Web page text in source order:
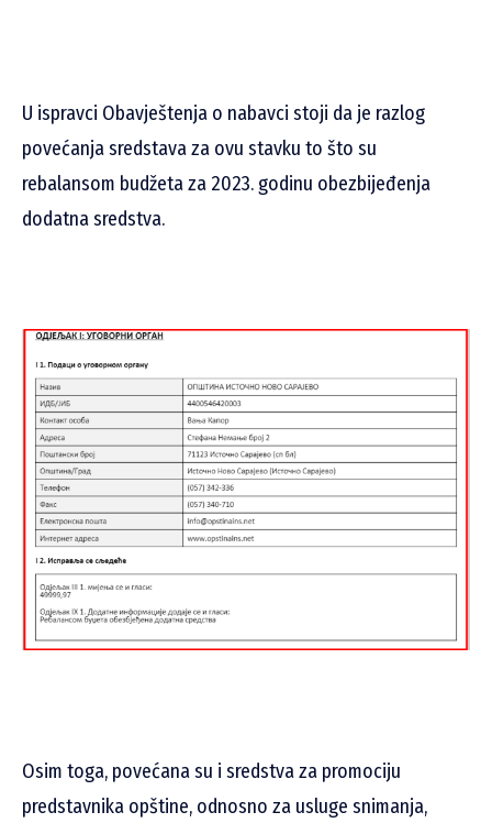
U ispravci Obavještenja o nabavci stoji da je razlog
povećanja sredstava za ovu stavku to što su
rebalansom budžeta za 2023. godinu obezbijeđenja
dodatna sredstva.
Osim toga, povećana su i sredstva za promociju
predstavnika opštine, odnosno za usluge snimanja,